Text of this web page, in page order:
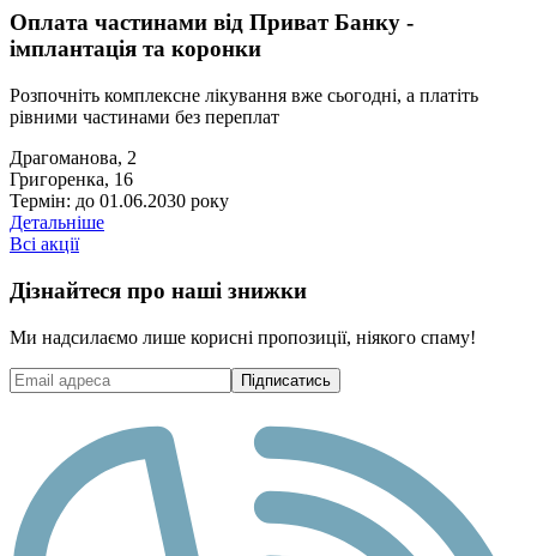
Оплата частинами від Приват Банку -
імплантація та коронки
Розпочніть комплексне лікування вже сьогодні, а платіть
рівними частинами без переплат
Драгоманова, 2
Григоренка, 16
Термін: до 01.06.2030 року
Детальніше
Всі акції
Дізнайтеся про наші знижки
Ми надсилаємо лише корисні пропозиції, ніякого спаму!
Підписатись